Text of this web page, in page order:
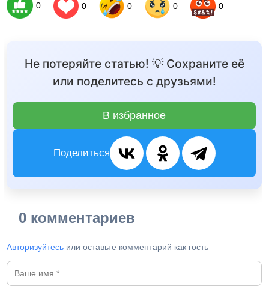
0 0 0 0 0
Не потеряйте статью! 💡 Сохраните её
или поделитесь с друзьями!
В избранное
Поделиться
0 комментариев
Авторизуйтесь или оставьте комментарий как гость